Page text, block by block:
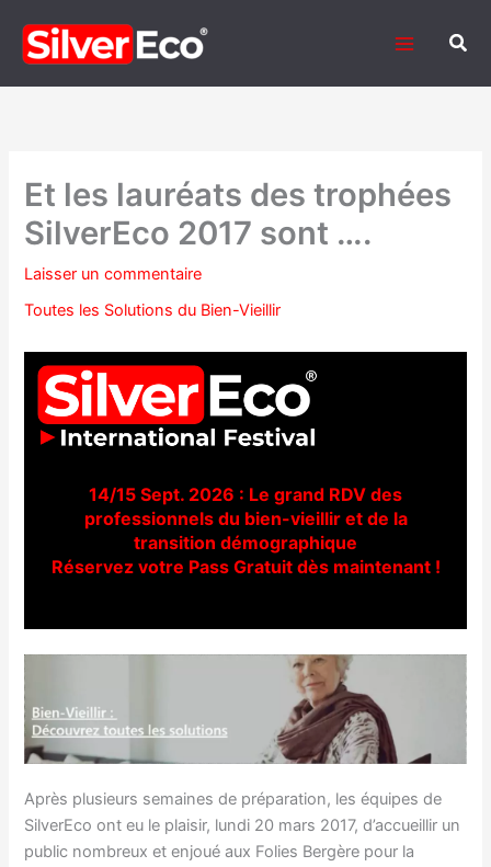
contenu
Et les lauréats des trophées
SilverEco 2017 sont ….
Laisser un commentaire
Toutes les Solutions du Bien-Vieillir
14/15 Sept. 2026 : Le grand RDV des
professionnels du bien-vieillir et de la
transition démographique
Réservez votre Pass Gratuit dès maintenant !
Après plusieurs semaines de préparation, les équipes de
SilverEco ont eu le plaisir, lundi 20 mars 2017, d’accueillir un
public nombreux et enjoué aux Folies Bergère pour la